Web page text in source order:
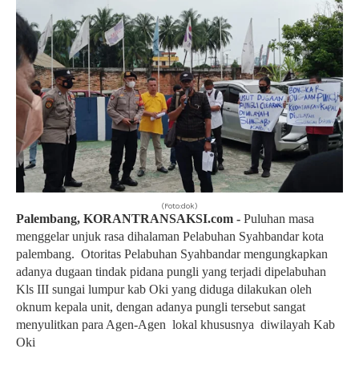
(Foto:dok)
Palembang, KORANTRANSAKSI.com - Puluhan masa
menggelar unjuk rasa dihalaman Pelabuhan Syahbandar kota
palembang. Otoritas Pelabuhan Syahbandar mengungkapkan
adanya dugaan tindak pidana pungli yang terjadi dipelabuhan
Kls III sungai lumpur kab Oki yang diduga dilakukan oleh
oknum kepala unit, dengan adanya pungli tersebut sangat
menyulitkan para Agen-Agen lokal khususnya diwilayah Kab
Oki